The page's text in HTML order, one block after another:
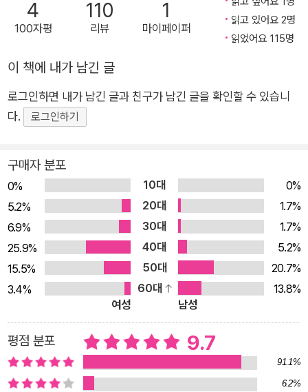
4
100자평
110
리뷰
1
마이페이퍼
읽고 있어요 2명
읽었어요 115명
이 책에 내가 남긴 글
로그인하면 내가 남긴 글과 친구가 남긴 글을 확인할 수 있습니
다.
로그인하기
구매자 분포
0% 10대
0%
5.2%
20대
1.7%
6.9%
30대
1.7%
25.9%
40대
5.2%
15.5%
50대
20.7%
3.4%
60대
13.8%
여성
남성
평점 분포 9.7
91.1%
6.2%